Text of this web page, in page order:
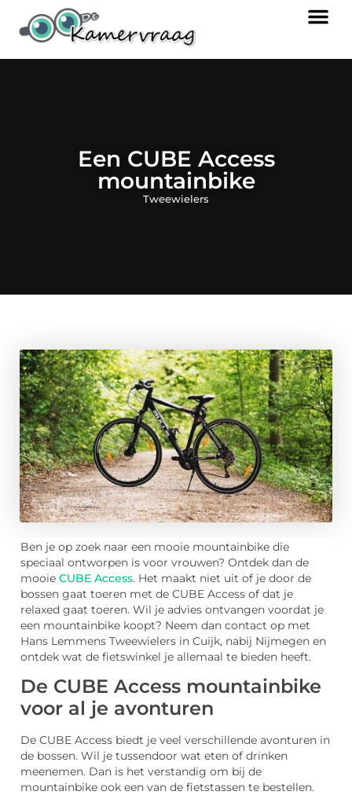
Een CUBE Access
mountainbike
Tweewielers
Ben je op zoek naar een mooie mountainbike die
speciaal ontworpen is voor vrouwen? Ontdek dan de
mooie CUBE Access. Het maakt niet uit of je door de
bossen gaat toeren met de CUBE Access of dat je
relaxed gaat toeren. Wil je advies ontvangen voordat je
een mountainbike koopt? Neem dan contact op met
Hans Lemmens Tweewielers in Cuijk, nabij Nijmegen en
ontdek wat de fietswinkel je allemaal te bieden heeft.
De CUBE Access mountainbike
voor al je avonturen
De CUBE Access biedt je veel verschillende avonturen in
de bossen. Wil je tussendoor wat eten of drinken
meenemen. Dan is het verstandig om bij de
mountainbike ook een van de fietstassen te bestellen.